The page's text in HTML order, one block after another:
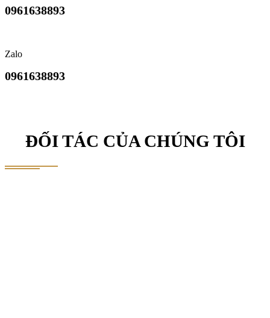
0961638893
Zalo
0961638893
ĐỐI TÁC CỦA CHÚNG TÔI